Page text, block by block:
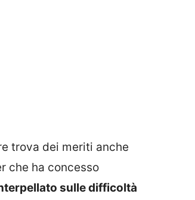
trova dei meriti anche
che ha concesso
sulle difficoltà